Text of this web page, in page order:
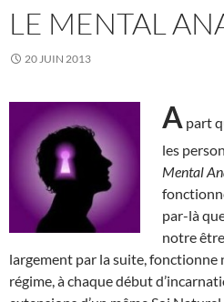
LE MENTAL
20 JUIN 2013
A part
les
Mental
par-là
notre
largement par la suite, fonctionne
régime, à chaque début